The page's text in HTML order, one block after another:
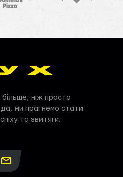
ніж просто
ми прагнемо стати
та звитяги.